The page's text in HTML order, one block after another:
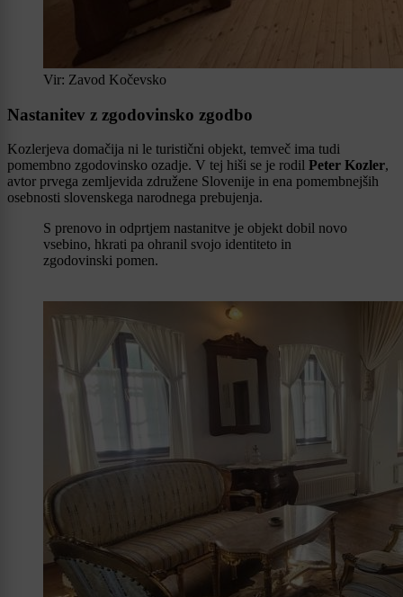
Vir: Zavod Kočevsko
Nastanitev z zgodovinsko zgodbo
Kozlerjeva domačija ni le turistični objekt, temveč ima tudi
pomembno zgodovinsko ozadje. V tej hiši se je rodil Peter Kozler,
avtor prvega zemljevida združene Slovenije in ena pomembnejših
osebnosti slovenskega narodnega prebujenja.
S prenovo in odprtjem nastanitve je objekt dobil novo
vsebino, hkrati pa ohranil svojo identiteto in
zgodovinski pomen.